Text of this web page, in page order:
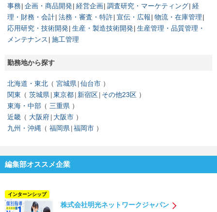
事務 企画・商品開発 経営企画 調査研究・マーケティング 経
理・財務・会計 法務・審査・特許 宣伝・広報 物流・在庫管理
応用研究・技術開発 生産・製造技術開発 生産管理・品質管理・
メンテナンス
施工管理
勤務地から探す
北海道・東北 宮城県 仙台市
関東
茨城県 東京都 新宿区 その他23区
東海・中部
三重県
近畿
大阪府 大阪市
九州・沖縄
福岡県 福岡市
編集部オススメ企業
インターンシップ
株式会社明光ネットワークジャパン